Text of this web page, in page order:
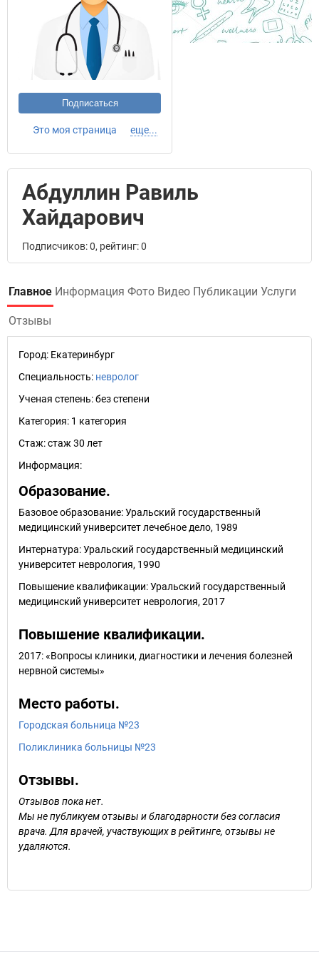
Подписаться
Это моя страница еще...
Абдуллин Равиль
Хайдарович
Подписчиков: 0, рейтинг: 0
Главное Информация Фото Видео Публикации Услуги
Отзывы
Город: Екатеринбург
Специальность: невролог
Ученая степень:без степени
Категория: 1 категория
Стаж:стаж 30 лет
Информация:
Образование.
Базовое образование: Уральский государственный
медицинский университет лечебное дело, 1989
Интернатура: Уральский государственный медицинский
университет неврология, 1990
Повышение квалификации: Уральский государственный
медицинский университет неврология, 2017
Повышение квалификации.
2017: «Вопросы клиники, диагностики и лечения болезней
нервной системы»
Место работы.
Городская больница №23
Поликлиника больницы №23
Отзывы.
Отзывов пока нет.
Мы не публикуем отзывы и благодарности без согласия
врача. Для врачей, участвующих в рейтинге, отзывы не
удаляются.